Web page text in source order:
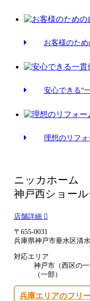
お客様のた
安心できる"
理想のリフ
ニッカホーム
神戸西ショール
店舗詳細
〒655-0031
兵庫県神戸市垂水区清
対応エリア
神戸市（西区の
（一部）
兵庫エリアのフリ